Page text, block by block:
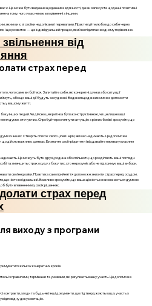
є. Це може бути ведення щоденника вдячності, де ви записуєте щоденні позитивні
на тому, чого у вас немає в порівнянні з іншими.
яким ви є, зі своїми недоліками і перевагами. Практикуйте любов до себе через
і що розвиток — це індивідуальний процес, який не підлягає жодному порівнянню.
від
страх перед
чого саме ви боїтеся. Запитайте себе, які конкретні думки або ситуації
або що ваші дії будуть засуджені. Ведення щоденника може допомогти
у вашому житті.
інших людей. Чи дійсно ця критика була конструктивною, чи це лише ваші
думок оточуючих. Спробуйте розглянути ситуацію з різних боків і зрозуміти, що
інших. Створіть список своїх цілей і мрій, які вас надихають. Це допоможе
дійсно важливо для вас. Визначте свої пріоритети і віддавайте перевагу власним
Це можуть бути друзі, родина або спільноти, що розділяють ваші погляди.
та зменшить страх осуду з боку тих, хто не розуміє або не підтримує ваші вибори.
свої недоліки. Практика самоприйняття допоможе знизити страх перед осудом.
що ніхто не ідеальний. Важливо зрозуміти, що ваша цінність не визначається думкою
бути впевненими у своїх рішеннях.
страх перед
виходу з програми
кількох конкретних кроків.
із правилами, термінами та умовами, які регулюють вашу участь. Це допоможе
контракти, угоди та будь-які інші документи, що підтверджують вашу участь у
відповідну документацію.